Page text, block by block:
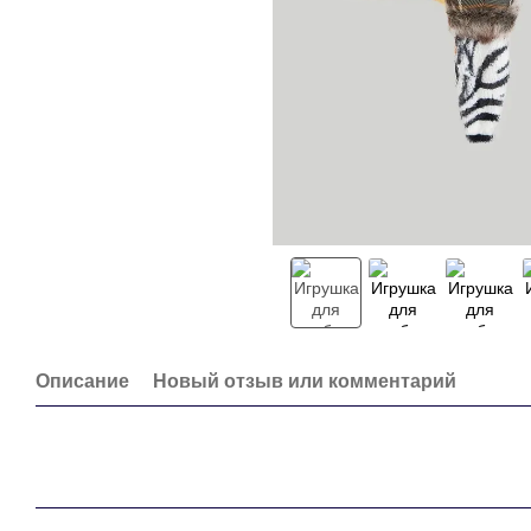
Описание Новый отзыв или комментарий